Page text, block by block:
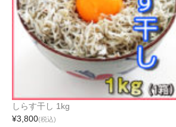
しらす干し 1kg
¥3,800(税込)